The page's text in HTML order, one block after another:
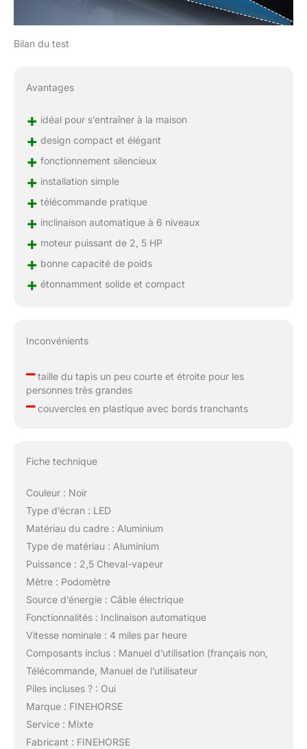
Bilan du test
Avantages
+ idéal pour s’entraîner à la maison
+ design compact et élégant
+ fonctionnement silencieux
+ installation simple
+ télécommande pratique
+ inclinaison automatique à 6 niveaux
+ moteur puissant de 2, 5 HP
+ bonne capacité de poids
+ étonnamment solide et compact
Inconvénients
–taille du tapis un peu courte et étroite pour les
personnes très grandes
–couvercles en plastique avec bords tranchants
Fiche technique
Couleur : Noir
Type d’écran : LED
Matériau du cadre : Aluminium
Type de matériau : Aluminium
Puissance : 2,5 Cheval-vapeur
Mètre : Podomètre
Source d’énergie : Câble électrique
Fonctionnalités : Inclinaison automatique
Vitesse nominale : 4 miles par heure
Composants inclus : Manuel d’utilisation (français non,
Télécommande, Manuel de l’utilisateur
Piles incluses ? : Oui
Marque : FINEHORSE
Service : Mixte
Fabricant : FINEHORSE